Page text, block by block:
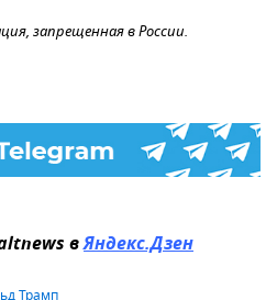
запрещенная в России.
вЯндекс.Дзен
Трамп